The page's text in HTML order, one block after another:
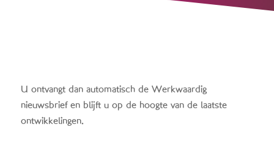
U ontvangt dan automatisch de Werkwaardig
nieuwsbrief en blijft u op de hoogte van de laatste
ontwikkelingen.